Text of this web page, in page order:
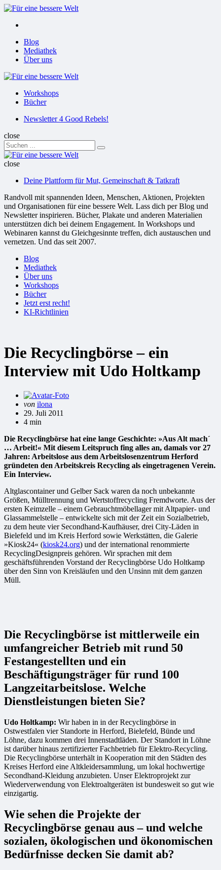
Menu
Menu
Blog
Mediathek
Über uns
Für
Workshops
Bücher
SuchenNewsletter 4 Good Rebels!
close
Search
for:
Suchen
Für
Welt
close
Deine Plattform für Mut, Gemeinschaft & Tatkraft
Randvoll mit spannenden Ideen, Menschen, Aktionen, Projekten
und Organisationen für eine bessere Welt. Lass dich per Blog und
Newsletter inspirieren. Bücher, Plakate und anderen Materialien
unterstützen dich bei deinem Engagement. In Workshops und
Webinaren kannst du Gleichgesinnte treffen, dich austauschen und
vernetzen. Und das seit 2007.
Blog
Mediathek
Über uns
Workshops
Bücher
Jetzt erst recht!
KI-Richtlinien
Die Recyclingbörse – ein
Interview mit Udo Holtkamp
Gepostet
von
von ilona
29. Juli 2011
4 min
Die Recyclingbörse hat eine lange Geschichte: »Aus Alt mach´
… Arbeit!« Mit diesem Leitspruch fing alles an, damals vor 27
Jahren: Arbeitslose aus dem Arbeitslosenzentrum Herford
gründeten den Arbeitskreis Recycling als eingetragenen Verein.
Ein Interview.
Altglascontainer und Gelber Sack waren da noch unbekannte
Größen, Mülltrennung und Wertstoffrecycling Fremdworte. Aus der
ersten Keimzelle – einem Gebrauchtmöbellager mit Altpapier- und
Glassammelstelle – entwickelte sich mit der Zeit ein Sozialbetrieb,
zu dem heute vier Secondhand-Kaufhäuser, drei City-Läden in
Bielefeld und im Kreis Herford sowie Werkstätten, die Galerie
»Kiosk24« (kiosk24.org) und der international renommierte
RecyclingDesignpreis gehören. Wir sprachen mit dem
geschäftsführenden Vorstand der Recyclingbörse Udo Holtkamp
über den Sinn von Kreisläufen und den Unsinn mit dem ganzen
Müll.
Die Recyclingbörse ist mittlerweile ein
umfangreicher Betrieb mit rund 50
Festangestellten und ein
Beschäftigungsträger für rund 100
Langzeitarbeitslose. Welche
Dienstleistungen bieten Sie?
Udo Holtkamp: Wir haben in in der Recyclingbörse in
Ostwestfalen vier Standorte in Herford, Bielefeld, Bünde und
Löhne, dazu kommen drei Innenstadtläden. Der Standort in Löhne
ist darüber hinaus zertifizierter Fachbetrieb für Elektro-Recycling.
Die Recyclingbörse unterhält in Kooperation mit den Städten des
Kreises Herford eine Altkleidersammlung, um lokal hochwertige
Secondhand-Kleidung anzubieten. Unser Elektroprojekt zur
Wiederverwendung von Elektroaltgeräten ist bundesweit so gut wie
einzigartig.
Wie sehen die Projekte der
Recyclingbörse genau aus – und welche
sozialen, ökologischen und ökonomischen
Bedürfnisse decken Sie damit ab?